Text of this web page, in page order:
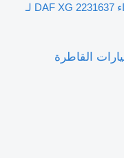
ضاغط الهواء DAF XG 2231637 لـ